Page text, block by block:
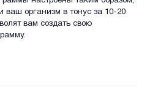
ваш организм в тонус за 10-20
вам создать свою